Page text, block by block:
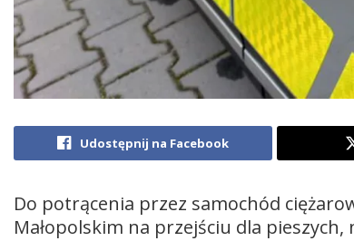
Udostępnij na Facebook
Do potrącenia przez samochód
Małopolskim na przejściu dla